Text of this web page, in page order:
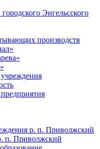
Энгельсского
производств
р. п. Приволжский
п. Приволжский